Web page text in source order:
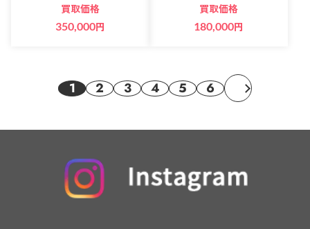
買取価格
350,000円
買取価格
180,000円
1 2 3 4 5 6